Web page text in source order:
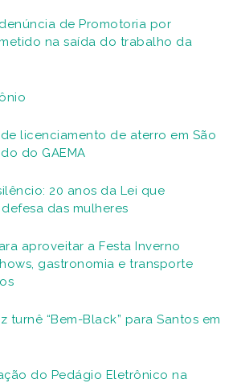
de Promotoria por
na saída do trabalho da
licenciamento de aterro em São
do GAEMA
20 anos da Lei que
das mulheres
aproveitar a Festa Inverno
gastronomia e transporte
turnê “Bem-Black” para Santos em
do Pedágio Eletrônico na